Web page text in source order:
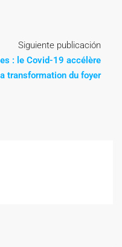
Siguiente publicación
: le Covid-19 accélère
la transformation du foyer